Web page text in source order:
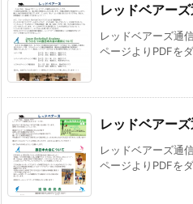
レッドベアー
レッドベアーズ通
ページよりPDFを
レッドベアー
レッドベアーズ通
ページよりPDFを